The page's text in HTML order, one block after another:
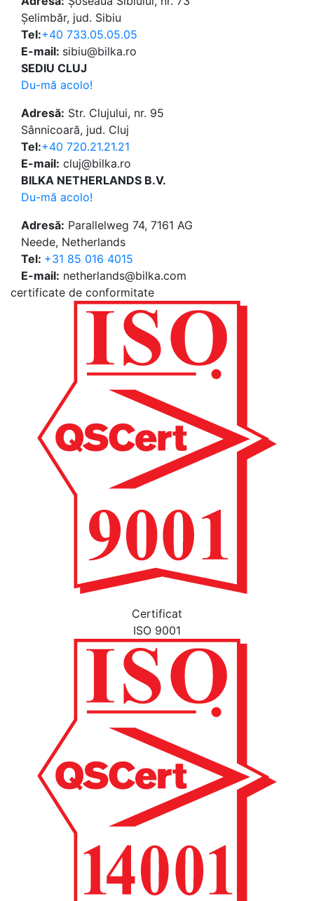
Șelimbăr, jud. Sibiu
Tel:+40 733.05.05.05
E-mail: sibiu@bilka.ro
SEDIU CLUJ
Du-mă acolo!
Adresă: Str. Clujului, nr. 95
Sânnicoară, jud. Cluj
Tel:+40 720.21.21.21
E-mail: cluj@bilka.ro
BILKA NETHERLANDS B.V.
Du-mă acolo!
Adresă: Parallelweg 74, 7161 AG
Neede, Netherlands
Tel: +31 85 016 4015
E-mail: netherlands@bilka.com
certificate de conformitate
Certificat
ISO 9001